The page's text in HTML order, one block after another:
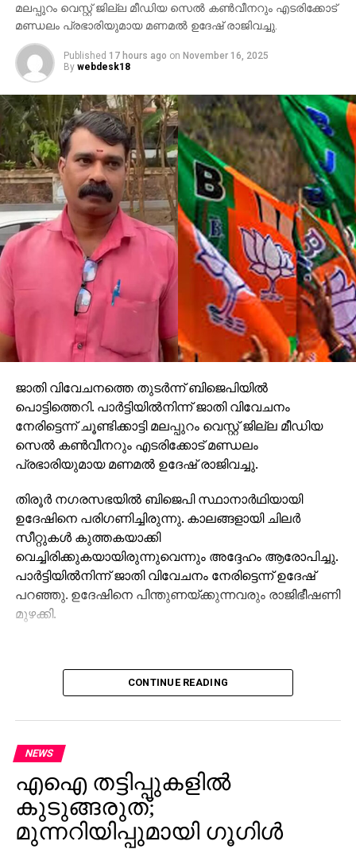
തുടര്‍ന്ന് രണ്ട് വര്‍ഷത്തിന് ശേഷം മഞ്ചേരി ഒന്നാം
ക്ലാസ് ജുഡീഷ്യല്‍ മജിസ്‌ട്രേറ്റ് കോടതിയിലേക്ക്
കേസ് മാറ്റുകയായിരുന്നു. ഇത്തരത്തില്‍ 12 വര്‍ഷത്തെ
നിയമ പോരാട്ടത്തിനൊടുവിലാണ് കുറ്റാരോപിതരെ
വെറുതെ വിടുന്നത്.കേസില്‍ പരാതി നല്‍കുന്നതിനുള്ള
കാലതാമസവും, സി.ആര്‍.പി.എഫ് ജവാന്‍മാര്‍
പ്രതികളെ തിരിച്ചറിയാന്‍ സാധിക്കാത്തതും കേസ്
രാഷ്ട്രീയ പ്രേരിതമാണെന്നതിന് തെളിവായി.
പ്രതിഭാഗത്തിനു വേണ്ടി അഡ്വ: പി.വി മനാഫ്
ഹാജരായി.
RELATED TOPICS:
സോളാര്‍ കേസ്: സരിതക്കും ബിജുവിനും മൂന്നു
വര്‍ഷം തടവ്
DON'T MISS
എ.പി മുഹമ്മദ് മുസ്‌ല്യാര്‍ക്ക്
ജനസഹസ്രങ്ങളുടെ യാത്രാമൊഴി
മലപ്പുറം വെസ്റ്റ് ജില്ല മീഡിയ സെല്‍ കണ്‍വീനറും എടരിക്കോട്
മണ്ഡലം പ്രഭാരിയുമായ മണമല്‍ ഉദേഷ് രാജിവച്ചു.
Published 17 hours ago on November 16, 2025
By webdesk18
ജാതി വിവേചനത്തെ തുടര്‍ന്ന് ബിജെപിയില്‍
പൊട്ടിത്തെറി. പാര്‍ട്ടിയില്‍നിന്ന് ജാതി വിവേചനം
നേരിട്ടെന്ന് ചൂണ്ടിക്കാട്ടി മലപ്പുറം വെസ്റ്റ് ജില്ല മീഡിയ
സെല്‍ കണ്‍വീനറും എടരിക്കോട് മണ്ഡലം
പ്രഭാരിയുമായ മണമല്‍ ഉദേഷ് രാജിവച്ചു.
തിരൂര്‍ നഗരസഭയില്‍ ബിജെപി സ്ഥാനാര്‍ഥിയായി
ഉദേഷിനെ പരിഗണിച്ചിരുന്നു. കാലങ്ങളായി ചിലര്‍
സീറ്റുകള്‍ കുത്തകയാക്കി
വെച്ചിരിക്കുകയായിരുന്നുവെന്നും അദ്ദേഹം ആരോപിച്ചു.
പാര്‍ട്ടിയില്‍നിന്ന് ജാതി വിവേചനം നേരിട്ടെന്ന് ഉദേഷ്
പറഞ്ഞു. ഉദേഷിനെ പിന്തുണയ്ക്കുന്നവരും രാജിഭീഷണി
മുഴക്കി.
CONTINUE READING
NEWS
എഐ തട്ടിപ്പുകളില്‍
കുടുങ്ങരുത്;
മുന്നറിയിപ്പുമായി ഗൂഗിള്‍